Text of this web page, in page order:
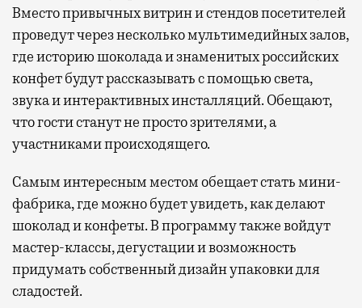
Вместо привычных витрин и стендов посетителей
проведут через несколько мультимедийных залов,
где историю шоколада и знаменитых российских
конфет будут рассказывать с помощью света,
звука и интерактивных инсталляций. Обещают,
что гости станут не просто зрителями, а
участниками происходящего.
Самым интересным местом обещает стать мини-
фабрика, где можно будет увидеть, как делают
шоколад и конфеты. В программу также войдут
мастер-классы, дегустации и возможность
придумать собственный дизайн упаковки для
сладостей.